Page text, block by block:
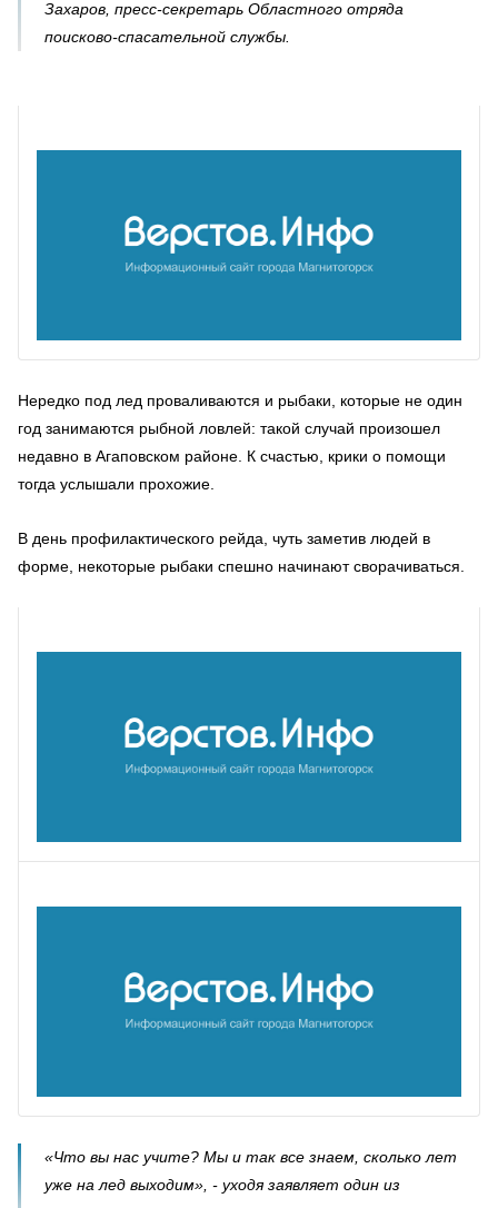
Захаров, пресс-секретарь Областного отряда
поисково-спасательной службы.
Нередко под лед проваливаются и рыбаки, которые не один
год занимаются рыбной ловлей: такой случай произошел
недавно в Агаповском районе. К счастью, крики о помощи
тогда услышали прохожие.
В день профилактического рейда, чуть заметив людей в
форме, некоторые рыбаки спешно начинают сворачиваться.
«Что вы нас учите? Мы и так все знаем, сколько лет
уже на лед выходим», - уходя заявляет один из